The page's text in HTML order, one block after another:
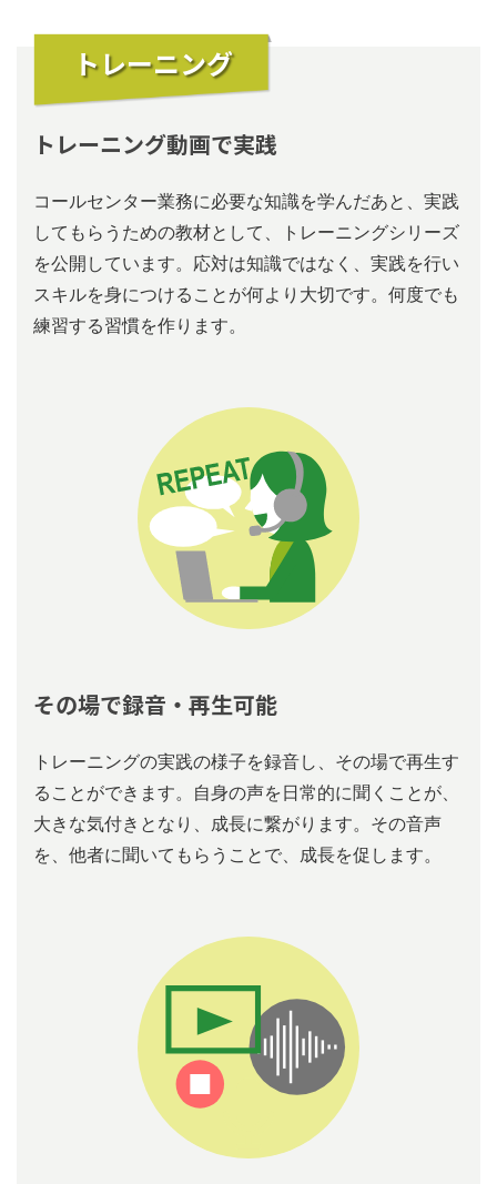
トレーニング
トレーニング動画で実践
コールセンター業務に必要な知識を学んだあと、実践
してもらうための教材として、トレーニングシリーズ
を公開しています。応対は知識ではなく、実践を⾏い
スキルを⾝につけることが何より⼤切です。何度でも
練習する習慣を作ります。
その場で録⾳・再⽣可能
トレーニングの実践の様⼦を録⾳し、その場で再⽣す
ることができます。⾃⾝の声を⽇常的に聞くことが、
⼤きな気付きとなり、成⻑に繋がります。その⾳声
を、他者に聞いてもらうことで、成長を促します。